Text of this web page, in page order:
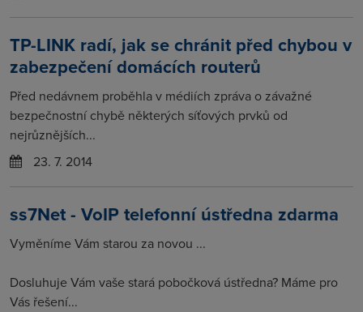
TP-LINK radí, jak se chránit před chybou v
zabezpečení domácích routerů
Před nedávnem proběhla v médiích zpráva o závažné
bezpečnostní chybě některých síťových prvků od
nejrůznějších...
23. 7. 2014
ss7Net - VoIP telefonní ústředna zdarma
Vyměníme Vám starou za novou ...
Dosluhuje Vám vaše stará pobočková ústředna? Máme pro
Vás řešení...